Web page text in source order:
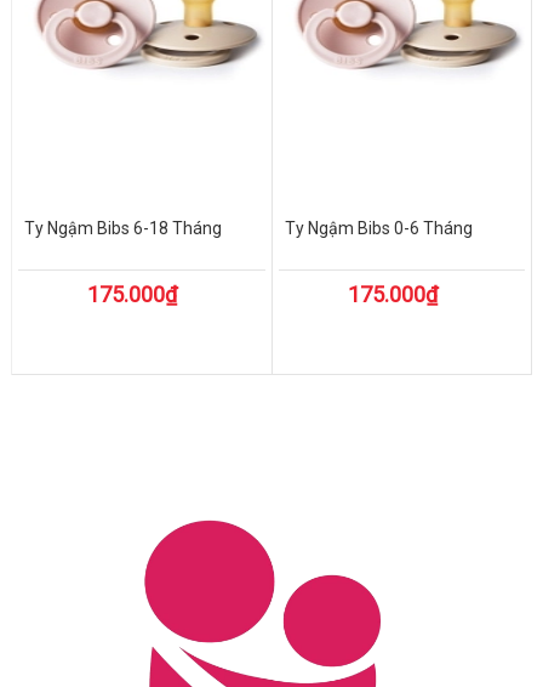
Ty Ngậm Bibs 6-18 Tháng
175.000₫
Ty Ngậm Bibs 0-6 Tháng
175.000₫